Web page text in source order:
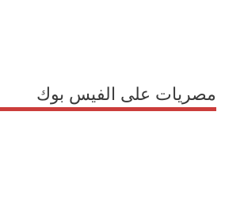
مصريات على الفيس بوك